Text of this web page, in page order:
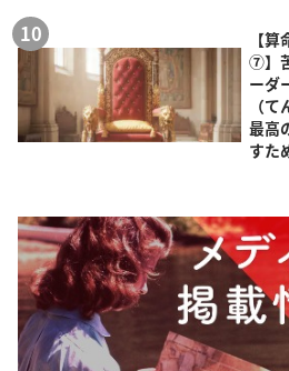
【
⑦】
ーダ
（
最高
すた